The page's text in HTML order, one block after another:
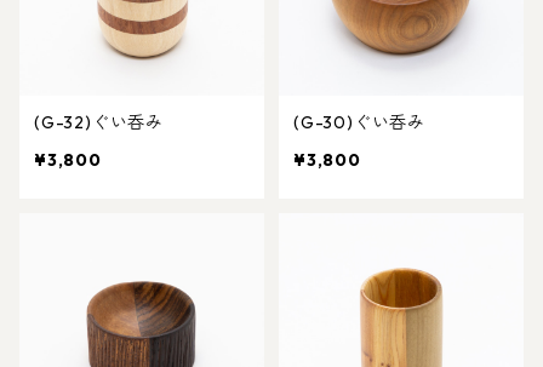
(G-32)ぐい呑み
¥3,800
(G-30)ぐい呑み
¥3,800